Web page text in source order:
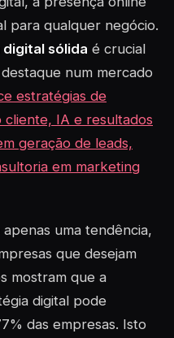
para qualquer negócio.
digital sólida é crucial
num mercado
estratégias de
IA e resultados
geração de leads,
em marketing
uma tendência,
que desejam
mostram que a
digital pode
das empresas. Isto